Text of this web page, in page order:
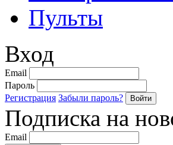
Пульты
Вход
Email
Пароль
Регистрация Забыли пароль?
Подписка на
Email